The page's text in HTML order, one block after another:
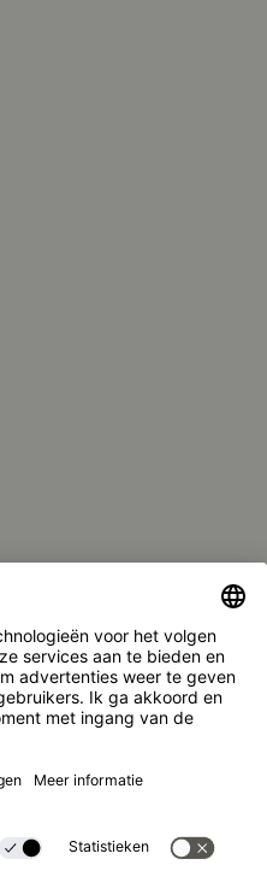
van Kikkoman
Japan.
Düsseldorf, Germany
bij het kantongerecht